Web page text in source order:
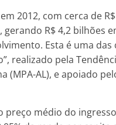
2012, com cerca de
R$ 4,2 bilhões
Esta é uma
realizado pela
(MPA-AL), e apoiado
preço médio do